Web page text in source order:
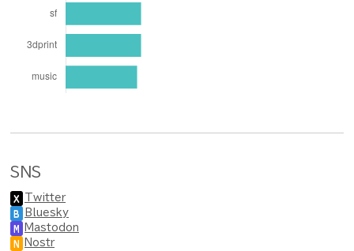
SNS
X Twitter
B Bluesky
M Mastodon
N Nostr